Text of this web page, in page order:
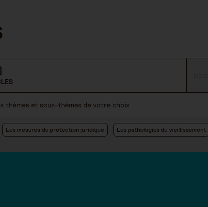
thèmes et sous-thèmes de votre choix
Les mesures de protection juridique Les pathologies du vieillissement